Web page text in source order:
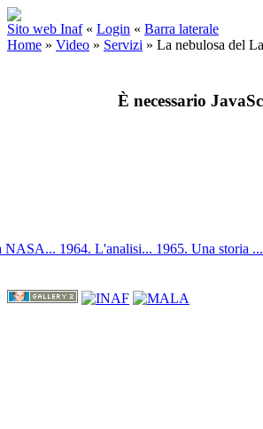
Sito web Inaf « Login « Barra laterale
Home » Video » Servizi » La nebulosa del
È necessario
NASA... 1964. L'analisi... 1965. Una storia ...